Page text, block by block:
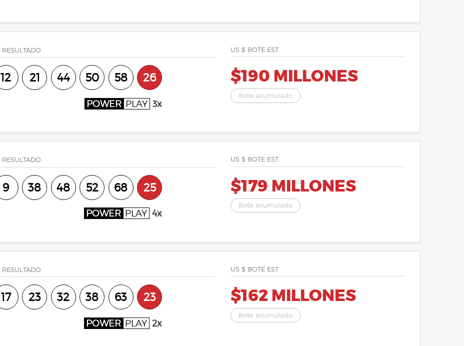
RESULTADO
12 21 44 50 58 26
POWER PLAY 3x
US $ BOTE EST.
$190 MILLONES
Bote acumulado
RESULTADO
9 38 48 52 68 25
POWER PLAY 4x
US $ BOTE EST.
$179 MILLONES
Bote acumulado
RESULTADO
17 23 32 38 63 23
POWER PLAY 2x
US $ BOTE EST.
$162 MILLONES
Bote acumulado